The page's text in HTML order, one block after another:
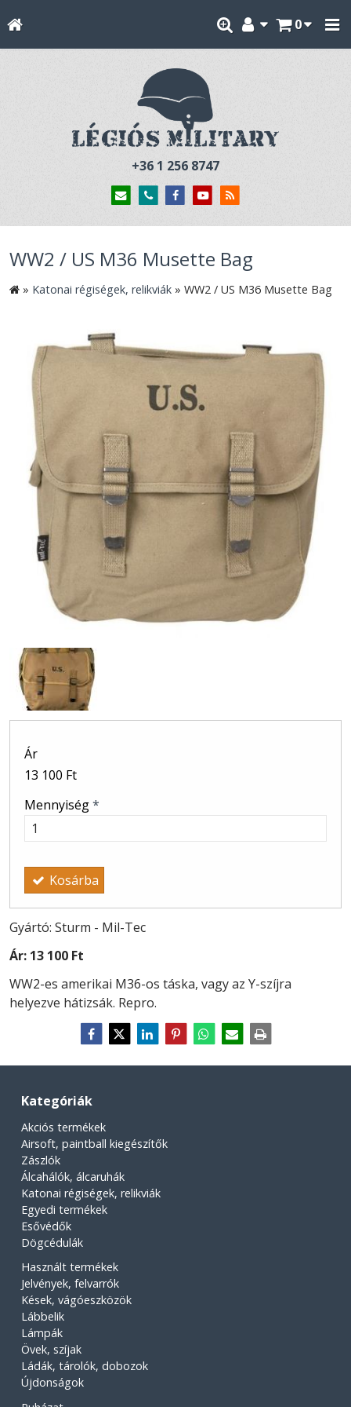
0
+36 1 256 8747
WW2 / US M36 Musette Bag
» Katonai régiségek, relikviák » WW2 / US M36 Musette Bag
Ár
13 100 Ft
Mennyiség*
Kosárba
Gyártó: Sturm - Mil-Tec
Ár: 13 100 Ft
WW2-es amerikai M36-os táska, vagy az Y-szíjra
helyezve hátizsák. Repro.
Kategóriák
Akciós termékek
Airsoft, paintball kiegészítők
Zászlók
Álcahálók, álcaruhák
Katonai régiségek, relikviák
Egyedi termékek
Esővédők
Dögcédulák
Használt termékek
Jelvények, felvarrók
Kések, vágóeszközök
Lábbelik
Lámpák
Övek, szíjak
Ládák, tárolók, dobozok
Újdonságok